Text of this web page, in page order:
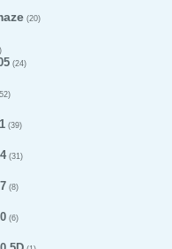
(20)
(24)
(39)
(31)
(8)
(6)